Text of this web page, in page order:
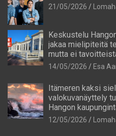
21/05/2026
Keskustelu
jakaa mielipiteitä
mutta ei
14/05/2026 Esa
Itämeren kaksi
valokuvanäyttely
Hangon
12/05/2026